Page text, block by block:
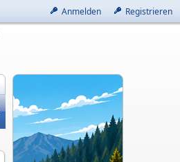
Anmelden Registrieren